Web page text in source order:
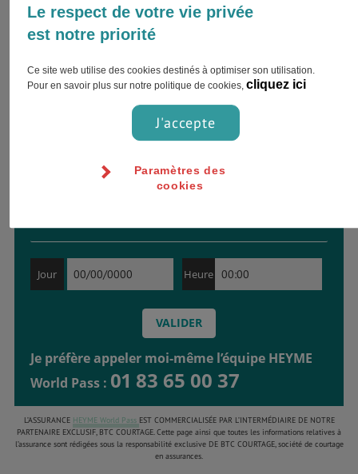
un expert ?
votre préférence pour le contact !
Jour Heure
Je préfère appeler moi-même l’équipe HEYME
World Pass : 01 83 65 00 37
L’ASSURANCE HEYME World Pass EST COMMERCIALISÉE PAR L’INTERMÉDIAIRE DE NOTRE
PARTENAIRE EXCLUSIF, BTC COURTAGE. Cette page ainsi que toutes les informations relatives à
l’assurance sont rédigées sous la responsabilité exclusive DE BTC COURTAGE, société de courtage
en assurances.
Le respect de votre vie privée
est notre priorité
Ce site web utilise des cookies destinés à optimiser son utilisation.
Pour en savoir plus sur notre politique de cookies, cliquez ici
J'accepte
Paramètres des
cookies